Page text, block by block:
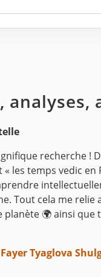
analyses,
recherche !
« les temps vedic
Tout cela me
planète 🌍 ainsi
Tyaglova